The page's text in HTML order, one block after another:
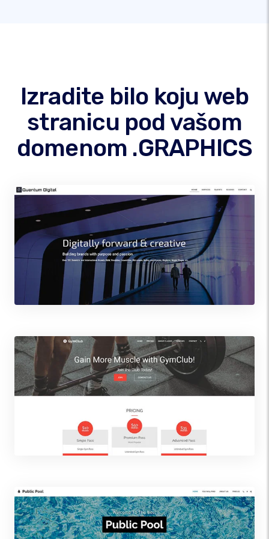
Izradite bilo koju web
stranicu pod vašom
domenom .GRAPHICS